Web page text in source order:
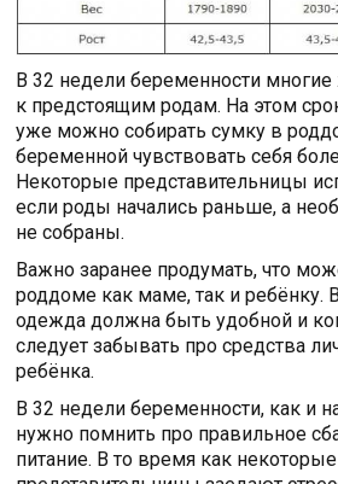
В 32 недели беременности
к предстоящим родам. На этом
уже можно собирать сумку в
беременной чувствовать себя
Некоторые представительницы
если роды начались раньше, а
не собраны.
Важно заранее продумать, что
роддоме как маме, так и ребёнку.
одежда должна быть удобной и
следует забывать про средства
ребёнка.
В 32 недели беременности, как и
нужно помнить про правильное
питание. В то время как некоторые